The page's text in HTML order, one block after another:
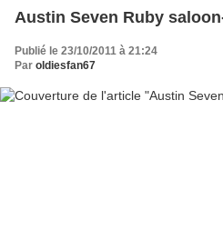
Austin Seven Ruby
Publié le 23/10/2011 à 21:24
Par oldiesfan67